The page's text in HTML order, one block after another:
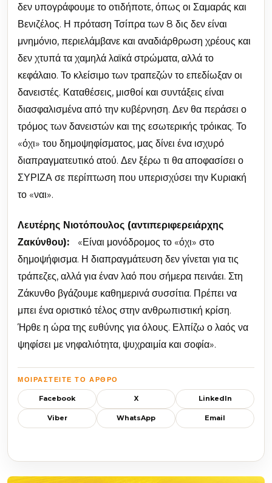
δεν υπογράφουμε το οτιδήποτε, όπως οι Σαμαράς και
Βενιζέλος. Η πρόταση Τσίπρα των 8 δις δεν είναι
μνημόνιο, περιελάμβανε και αναδιάρθρωση χρέους και
δεν χτυπά τα χαμηλά λαϊκά στρώματα, αλλά το
κεφάλαιο. Το κλείσιμο των τραπεζών το επεδίωξαν οι
δανειστές. Καταθέσεις, μισθοί και συντάξεις είναι
διασφαλισμένα από την κυβέρνηση. Δεν θα περάσει ο
τρόμος των δανειστών και της εσωτερικής τρόικας. Το
«όχι» του δημοψηφίσματος, μας δίνει ένα ισχυρό
διαπραγματευτικό ατού. Δεν ξέρω τι θα αποφασίσει ο
ΣΥΡΙΖΑ σε περίπτωση που υπερισχύσει την Κυριακή
το «ναι».
Λευτέρης Νιοτόπουλος (αντιπεριφερειάρχης
Ζακύνθου): «Είναι μονόδρομος το «όχι» στο
δημοψήφισμα. Η διαπραγμάτευση δεν γίνεται για τις
τράπεζες, αλλά για έναν λαό που σήμερα πεινάει. Στη
Ζάκυνθο βγάζουμε καθημερινά συσσίτια. Πρέπει να
μπει ένα οριστικό τέλος στην ανθρωπιστική κρίση.
Ήρθε η ώρα της ευθύνης για όλους. Ελπίζω ο λαός να
ψηφίσει με νηφαλιότητα, ψυχραιμία και σοφία».
ΜΟΙΡΑΣΤΕΊΤΕ ΤΟ ΆΡΘΡΟ
Facebook X LinkedIn
Viber WhatsApp Email